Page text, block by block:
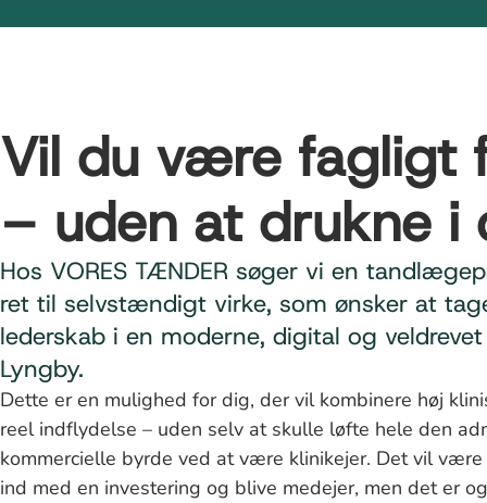
Vil du være fagligt
– uden at drukne i
Hos VORES TÆNDER søger vi en
ret til selvstændigt virke, som ønsker at
lederskab i en moderne, digital og
Lyngby.
Dette er en mulighed for dig, der vil kombinere høj
reel indflydelse – uden selv at skulle løfte hele den
kommercielle byrde ved at være klinikejer. Det vil
ind med en investering og blive medejer, men det er